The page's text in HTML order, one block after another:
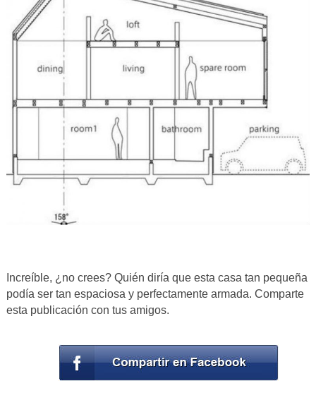
Increíble, ¿no crees? Quién diría que esta casa tan pequeña
podía ser tan espaciosa y perfectamente armada. Comparte
esta publicación con tus amigos.